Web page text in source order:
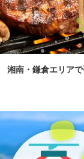
湘南・鎌倉エリア